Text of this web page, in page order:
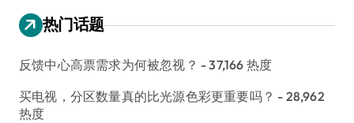
热门话题
反馈中心高票需求为何被忽视？ - 37,166 热度
买电视，分区数量真的比光源色彩更重要吗？ - 28,962
热度